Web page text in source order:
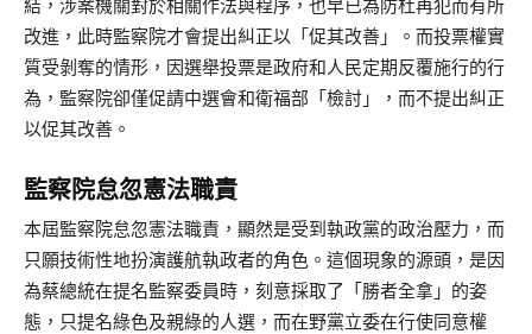
結，涉案機關對於相關作法與程序，也早已為防杜再犯而有所
改進，此時監察院才會提出糾正以「促其改善」。而投票權實
質受剝奪的情形，因選舉投票是政府和人民定期反覆施行的行
為，監察院卻僅促請中選會和衛福部「檢討」，而不提出糾正
以促其改善。
監察院怠忽憲法職責
本屆監察院怠忽憲法職責，顯然是受到執政黨的政治壓力，而
只願技術性地扮演護航執政者的角色。這個現象的源頭，是因
為蔡總統在提名監察委員時，刻意採取了「勝者全拿」的姿
態，只提名綠色及親綠的人選，而在野黨立委在行使同意權